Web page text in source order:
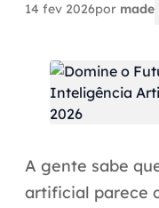
Agentes de IA
Aceleradores de IA
Automação
RPA e
14 fev 2026por made
A gente sabe
artificial parece